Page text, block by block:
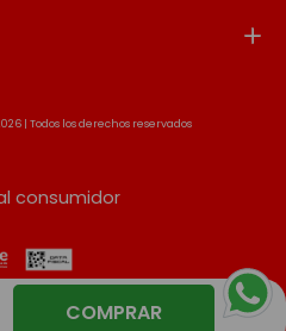
COMPRAR
| Todos los derechos reservados
consumidor